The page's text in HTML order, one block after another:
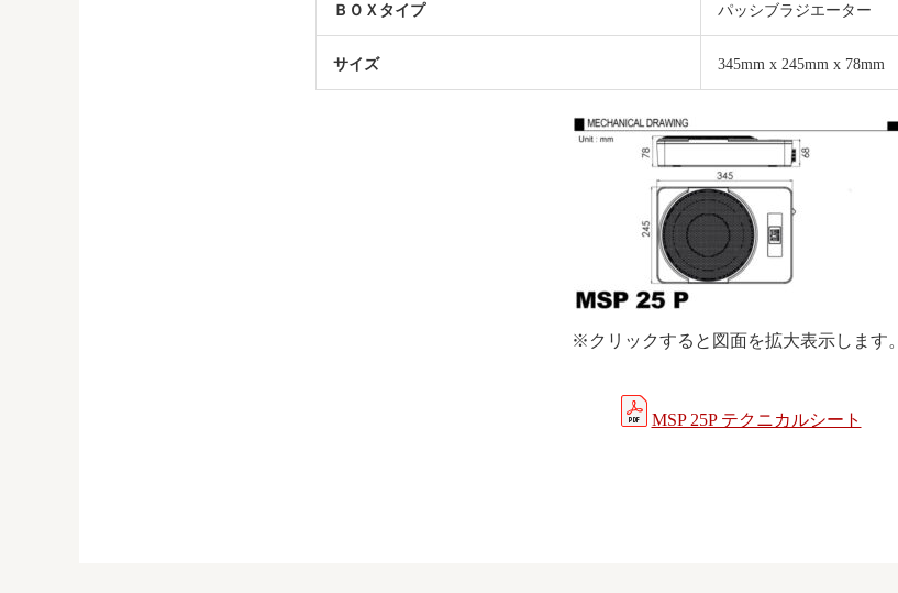
ＢＯＸタイプ パッシブラジエーター
サイズ 345mm x 245mm x 78mm
※クリックすると図面を拡大表示します。
MSP 25P テクニカルシート